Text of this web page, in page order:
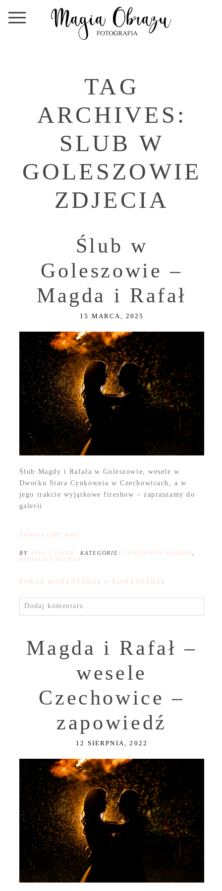
TAG
ARCHIVES:
SLUB W
GOLESZOWIE
ZDJECIA
Ślub w
Goleszowie –
Magda i Rafał
15 MARCA, 2025
Ślub Magdy i Rafała w Goleszowie, wesele w
Dworku Stara Cynkownia w Czechowicach, a w
jego trakcie wyjątkowe fireshow – zapraszamy do
galerii
Zobacz cały wpis
BY ANIA I JACEK KATEGORIE: FOTOGRAFIA ŚLUBNA
REPORTAŻ ŚLUBNY
POKAŻ KOMENTARZE 0 KOMENTARZE
Dodaj komentarz
Magda i Rafał –
wesele
Czechowice –
zapowiedź
12 SIERPNIA, 2022